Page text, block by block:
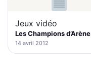
Jeux vidéo
Les Champions d’Arène
14 avril 2012